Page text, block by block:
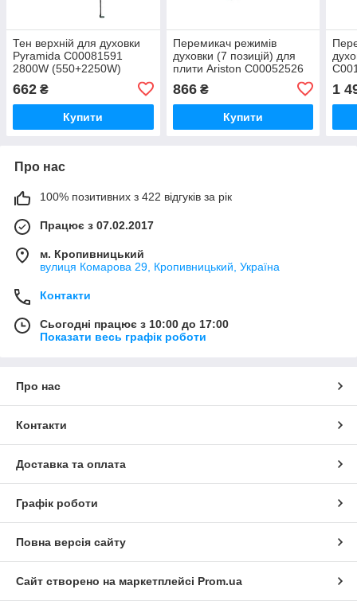
Тен верхній для духовки
Pyramida C00081591
2800W (550+2250W)
662 ₴
Купити
Перемикач режимів
духовки (7 позицій) для
плити Ariston C00052526
866₴
Купити
1
Про нас
100% позитивних з 422 відгуків за рік
Працює з 07.02.2017
м. Кропивницький
вулиця Комарова 29, Кропивницький, Україна
Контакти
Сьогодні працює з 10:00 до 17:00
Показати весь графік роботи
Про нас
Контакти
Доставка та оплата
Графік роботи
Повна версія сайту
Сайт створено на маркетплейсі Prom.ua